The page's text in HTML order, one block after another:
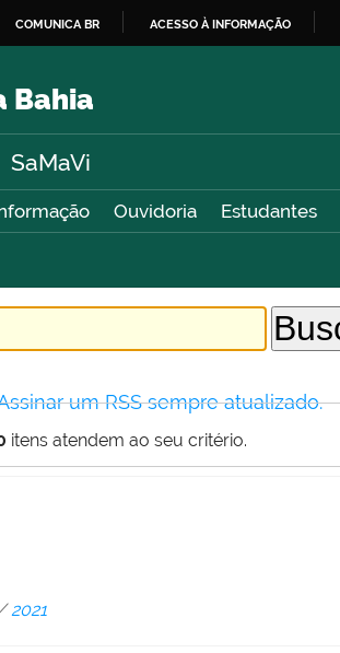
O
COMUNICA BR ACESSO À INFORMAÇÃO
Bahia
SaMaVi
Ouvidoria Estudantes
um RSS sempre atualizado.
itens atendem ao seu critério.
2021